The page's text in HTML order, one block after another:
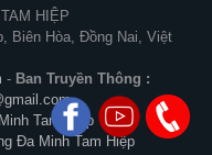
HIỆP
Biên Hòa, Đồng Nai, Việt
- Ban Truyền Thông :
Tam Hiệp
Đa Minh Tam Hiệp